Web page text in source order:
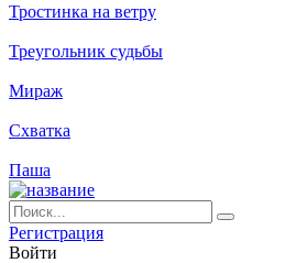
Тростинка на ветру
Треугольник судьбы
Мираж
Схватка
Паша
Ре­ги­ст­ра­ция
Вой­ти